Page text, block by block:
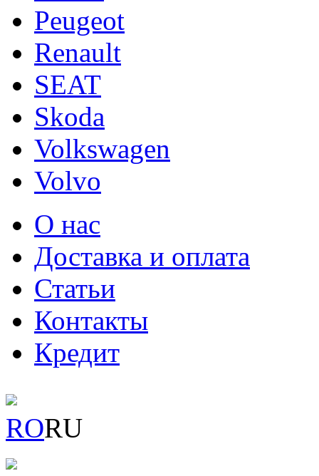
Peugeot
Renault
SEAT
Skoda
Volkswagen
Volvo
О нас
Доставка и оплата
Статьи
Контакты
Кредит
RORU